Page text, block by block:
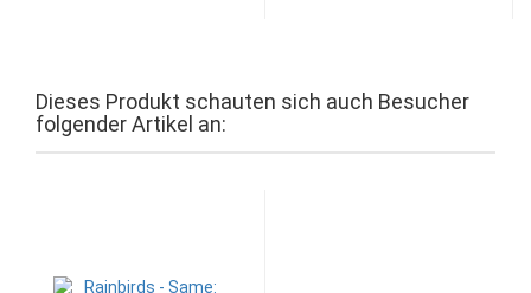
Dieses Produkt schauten sich auch Besucher
folgender Artikel an: